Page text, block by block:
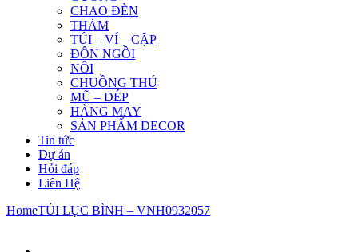
CHAO ĐÈN
THẢM
TÚI – VÍ – CẶP
ĐÔN NGỒI
NÔI
CHUỒNG THÚ
MŨ – DÉP
HÀNG MAY
SẢN PHẨM DECOR
Tin tức
Dự án
Hỏi đáp
Liên Hệ
HomeTÚI LỤC BÌNH – VNH0932057